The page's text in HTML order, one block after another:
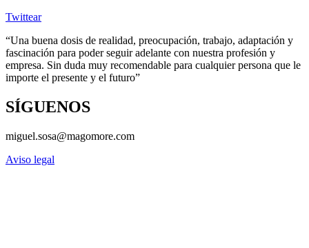
Twittear
“Una buena dosis de realidad, preocupación, trabajo, adaptación y
fascinación para poder seguir adelante con nuestra profesión y
empresa. Sin duda muy recomendable para cualquier persona que le
importe el presente y el futuro”
SÍGUENOS
miguel.sosa@magomore.com
Aviso legal